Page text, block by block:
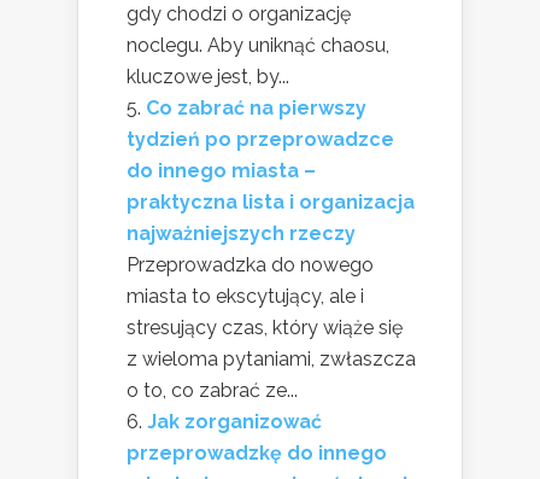
gdy chodzi o organizację
noclegu. Aby uniknąć chaosu,
kluczowe jest, by...
Co zabrać na pierwszy
tydzień po przeprowadzce
do innego miasta –
praktyczna lista i organizacja
najważniejszych rzeczy
Przeprowadzka do nowego
miasta to ekscytujący, ale i
stresujący czas, który wiąże się
z wieloma pytaniami, zwłaszcza
o to, co zabrać ze...
Jak zorganizować
przeprowadzkę do innego